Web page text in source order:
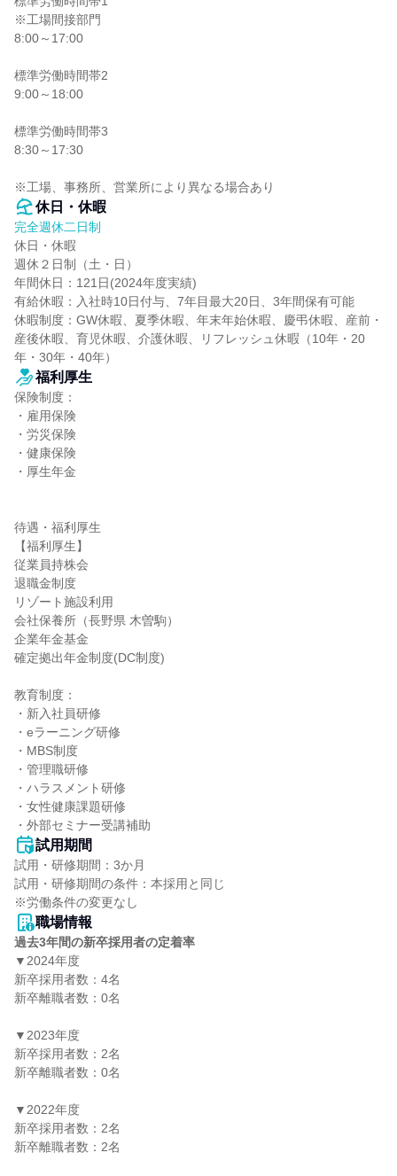
※工場間接部門
8:00～17:00
標準労働時間帯2
9:00～18:00
標準労働時間帯3
8:30～17:30
※工場、事務所、営業所により異なる場合あり
休日・休暇
完全週休二日制
休日・休暇
週休２日制（土・日）
年間休日：121日(2024年度実績)
有給休暇：入社時10日付与、7年目最大20日、3年間保有可能
休暇制度：GW休暇、夏季休暇、年末年始休暇、慶弔休暇、産前・
産後休暇、育児休暇、介護休暇、リフレッシュ休暇（10年・20
年・30年・40年）
福利厚生
保険制度：
・雇用保険
・労災保険
・健康保険
・厚生年金
待遇・福利厚生
【福利厚生】
従業員持株会
退職金制度
リゾート施設利用
会社保養所（長野県 木曽駒）
企業年金基金
確定拠出年金制度(DC制度)
教育制度：
・新入社員研修
・eラーニング研修
・MBS制度
・管理職研修
・ハラスメント研修
・女性健康課題研修
・外部セミナー受講補助
試用期間
試用・研修期間：3か月
試用・研修期間の条件：本採用と同じ
職場情報
過去3年間の新卒採用者の定着率
▼2024年度
新卒採用者数：4名
新卒離職者数：0名
▼2023年度
新卒採用者数：2名
新卒離職者数：0名
▼2022年度
新卒採用者数：2名
新卒離職者数：2名